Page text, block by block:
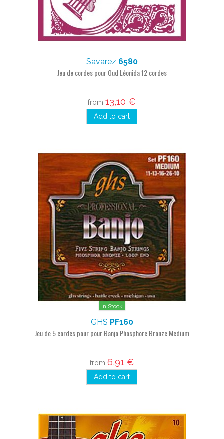
Savarez 6580
Jeu de cordes pour Oud Léonida 12 cordes
from 13,10 €
Add to cart
In Stock
GHS PF160
Jeu de 5 cordes pour pour Banjo Phosphore Bronze Medium
from 6,91 €
Add to cart